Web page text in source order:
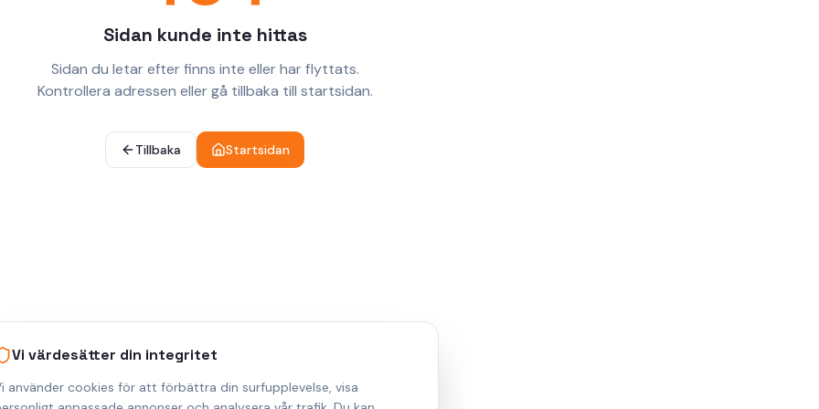
Vi värdesätter din integritet
använder cookies för att förbättra din surfupplevelse, visa
Sidan kunde inte hittas
Sidan du letar efter finns inte eller har flyttats.
Kontrollera adressen eller gå tillbaka till startsidan.
Tillbaka Startsidan